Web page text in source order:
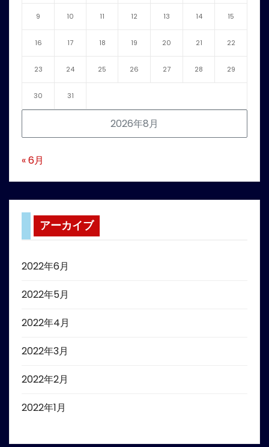
2026年8月
9 10 11 12 13 14 15
16 17 18 19 20 21 22
23 24 25 26 27 28 29
30 31
« 6月
アーカイブ
2022年6月
2022年5月
2022年4月
2022年3月
2022年2月
2022年1月